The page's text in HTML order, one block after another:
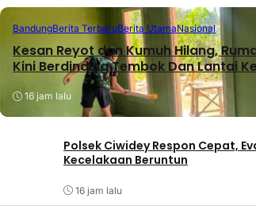
BandungBerita TerbaruBerita UtamaNasional
Kesan Reyot dan Kumuh Hilang,
Kini Berdinding Tembok Dan Lantai
16 jam lalu
Polsek Ciwidey Respon Cepat,
Kecelakaan Beruntun
16 jam lalu